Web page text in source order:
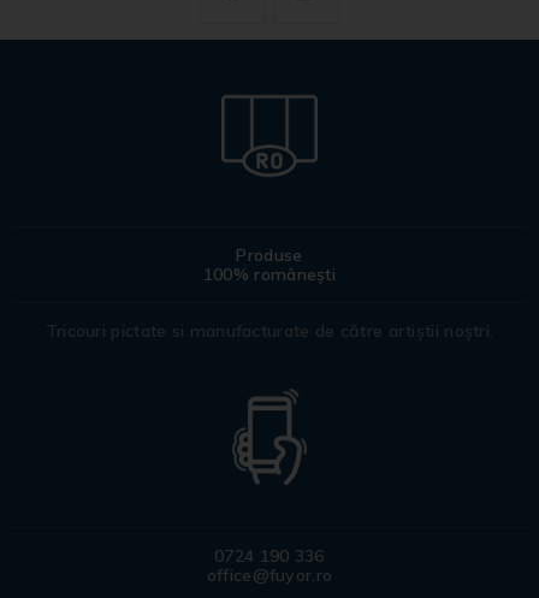
Produse
100% românești
Tricouri pictate si manufacturate de către artiștii noștri.
0724 190 336
office@fuyor.ro